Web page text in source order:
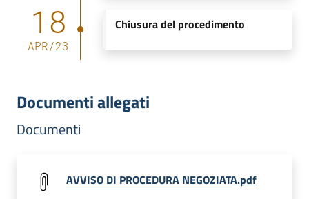
18
APR/23
Chiusura del procedimento
Documenti allegati
Documenti
AVVISO DI PROCEDURA NEGOZIATA.pdf